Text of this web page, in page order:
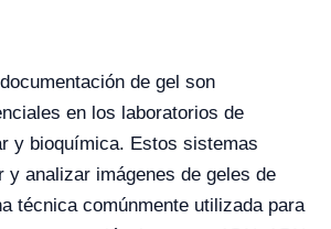
de gel son
en los laboratorios de
y bioquímica. Estos sistemas
y analizar imágenes de geles de
técnica comúnmente utilizada para